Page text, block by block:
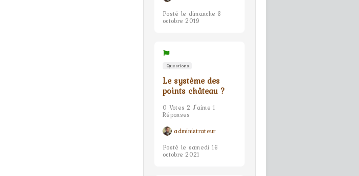
Posté le dimanche 6
octobre 2019
Questions
Le système des
points château ?
0 Votes 2 J'aime 1
Réponses
administrateur
Posté le samedi 16
octobre 2021